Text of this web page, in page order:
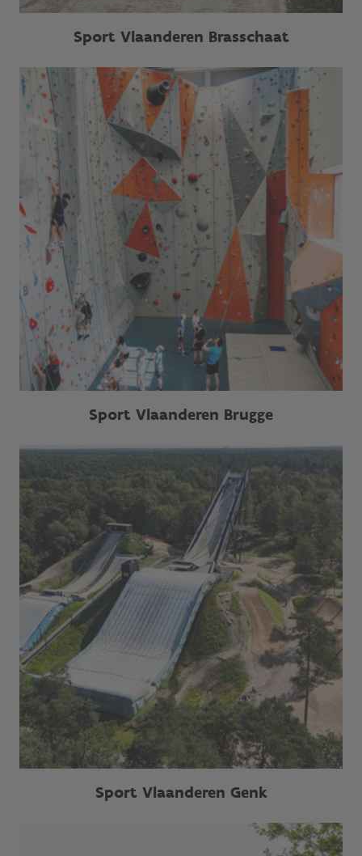
Sport Vlaanderen Brasschaat
Sport Vlaanderen Brugge
Sport Vlaanderen Genk